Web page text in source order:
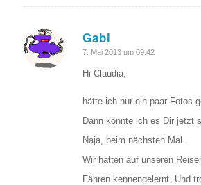
Gabi
sagte:
7. Mai 2013 um 09:42
Hi Claudia,
hätte ich nur ein paar Fotos
Dann könnte ich es Dir jetzt
Naja, beim nächsten Mal.
Wir hatten auf unseren
Fähren kennengelernt. Und